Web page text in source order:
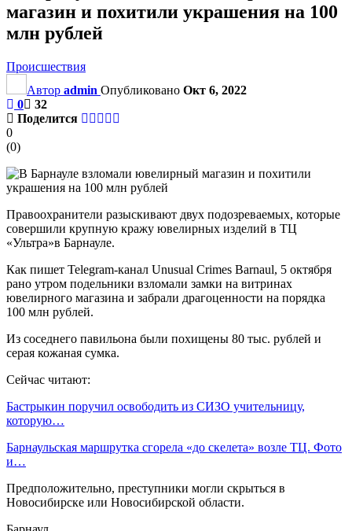
магазин и похитили украшения на 100
млн рублей
Происшествия
Автор admin Опубликовано Окт 6, 2022
0
32
Поделится
0
(0)
Правоохранители разыскивают двух подозреваемых, которые
совершили крупную кражу ювелирных изделий в ТЦ
«Ультра»в Барнауле.
Как пишет Telegram-канал Unusual Crimes Barnaul, 5 октября
рано утром подельники взломали замки на витринах
ювелирного магазина и забрали драгоценности на порядка
100 млн рублей.
Из соседнего павильона были похищены 80 тыс. рублей и
серая кожаная сумка.
Сейчас читают:
Бастрыкин поручил освободить из СИЗО учительницу,
которую…
Барнаульская маршрутка сгорела «до скелета» возле ТЦ. Фото
и…
Предположительно, преступники могли скрыться в
Новосибирске или Новосибирской области.